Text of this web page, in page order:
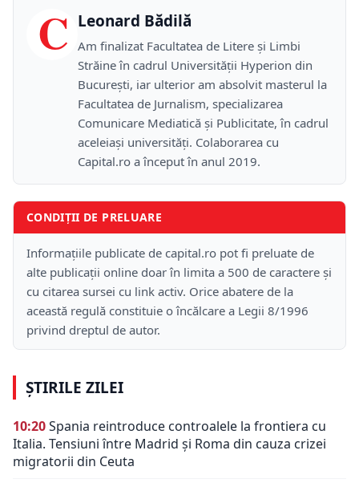
C Leonard Bădilă
Am finalizat Facultatea de Litere și Limbi
Străine în cadrul Universității Hyperion din
București, iar ulterior am absolvit masterul la
Facultatea de Jurnalism, specializarea
Comunicare Mediatică și Publicitate, în cadrul
aceleiași universități. Colaborarea cu
Capital.ro a început în anul 2019.
CONDIȚII DE PRELUARE
Informațiile publicate de capital.ro pot fi preluate de
alte publicații online doar în limita a 500 de caractere și
cu citarea sursei cu link activ. Orice abatere de la
această regulă constituie o încălcare a Legii 8/1996
privind dreptul de autor.
ȘTIRILE ZILEI
10:20Spania reintroduce controalele la frontiera cu
Italia. Tensiuni între Madrid și Roma din cauza crizei
migratorii din Ceuta